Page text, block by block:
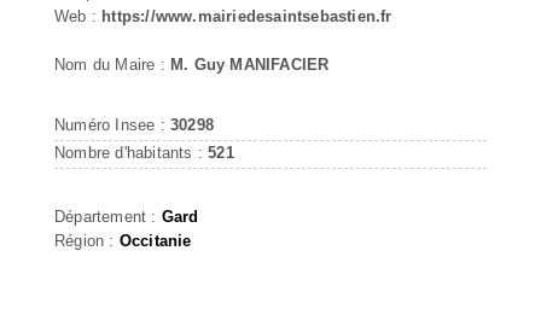
Web : https://www.mairiedesaintsebastien.fr
Nom du Maire : M. Guy MANIFACIER
Numéro Insee : 30298
Nombre d'habitants :521
Département : Gard
Région : Occitanie